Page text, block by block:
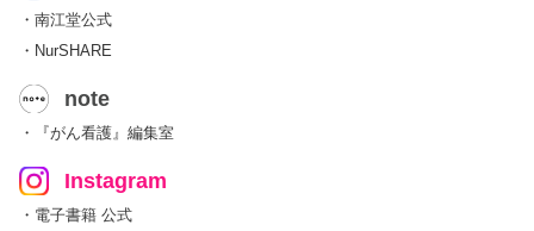
・南江堂公式
・NurSHARE
note
・『がん看護』編集室
Instagram
・電子書籍 公式